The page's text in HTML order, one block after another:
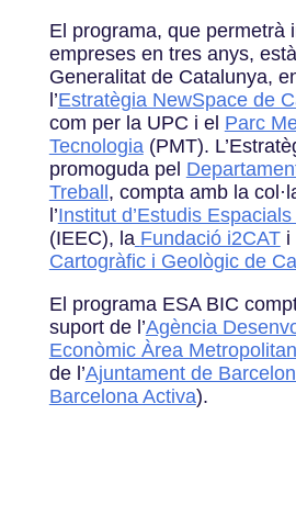
El programa, que permetrà
empreses en tres anys,
Generalitat de Catalunya,
l’Estratègia NewSpace de
com per la UPC i el Parc
Tecnologia (PMT).
promoguda pel
Treball, compta amb la
l’Institut d’Estudis
(IEEC), la Fundació i2CATi
Cartogràfic i Geològic de
El programa ESA BIC
suport de l’Agència
Econòmic Àrea
de l’Ajuntament de
Barcelona Activa).